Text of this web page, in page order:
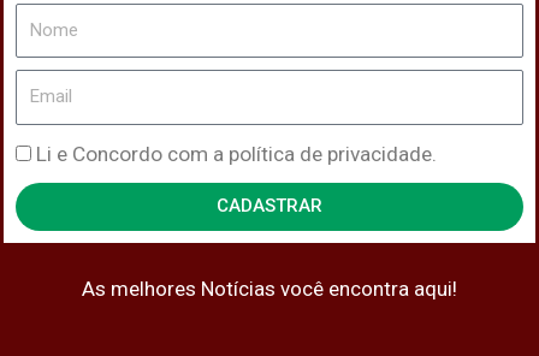
Nome
Email
Política
de
Privacidade
Li e Concordo com a política de privacidade.
CADASTRAR
As melhores Notícias você encontra aqui!